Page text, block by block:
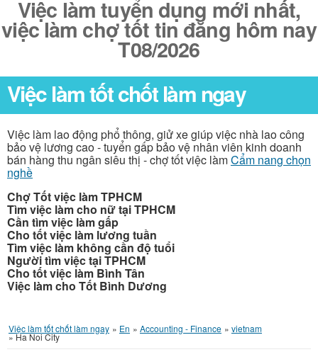
Việc làm tuyển dụng mới nhất,
việc làm chợ tốt tin đăng hôm nay
T08/2026
Việc làm tốt chốt làm ngay
Việc làm lao động phổ thông, giử xe giúp việc nhà lao công
bảo vệ lương cao - tuyển gấp bảo vệ nhân viên kinh doanh
bán hàng thu ngân siêu thị - chợ tốt việc làmCẩm nang chọn
nghề
Chợ Tốt việc làm TPHCM
Tìm việc làm cho nữ tại TPHCM
Cần tìm việc làm gấp
Cho tốt việc làm lương tuần
Tìm việc làm không cần độ tuổi
Người tìm việc tại TPHCM
Cho tốt việc làm Bình Tân
Việc làm cho Tốt Bình Dương
Việc làm tốt chốt làm ngay » En » Accounting - Finance » vietnam
»Ha Noi City